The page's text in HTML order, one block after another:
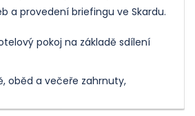
a provedení briefingu ve Skardu.
pokoj na základě sdílení
oběd a večeře zahrnuty,